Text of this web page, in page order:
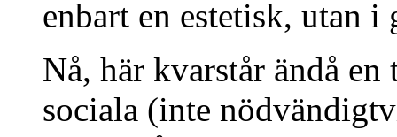
enbart en estetisk, utan
Nå, här kvarstår ändå
sociala (inte